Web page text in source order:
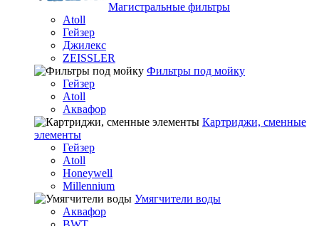
Магистральные фильтры
Atoll
Гейзер
Джилекс
ZEISSLER
Фильтры под мойку
Гейзер
Atoll
Аквафор
Картриджи, сменные
элементы
Гейзер
Atoll
Honeywell
Millennium
Умягчители воды
Аквафор